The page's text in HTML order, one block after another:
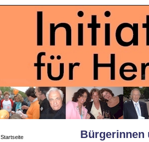
Startseite Bürgerinnen